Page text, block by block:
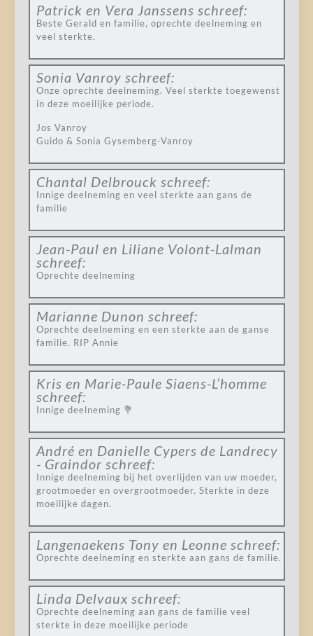
Patrick en Vera Janssens schreef:
Beste Gerald en familie, oprechte deelneming en
veel sterkte.
Sonia Vanroy schreef:
Onze oprechte deelneming. Veel sterkte toegewenst
in deze moeilijke periode.
Jos Vanroy
Guido & Sonia Gysemberg-Vanroy
Chantal Delbrouck schreef:
Innige deelneming en veel sterkte aan gans de
familie
Jean-Paul en Liliane Volont-Lalman
schreef:
Oprechte deelneming
Marianne Dunon schreef:
Oprechte deelneming en een sterkte aan de ganse
familie. RIP Annie
Kris en Marie-Paule Siaens-L’homme
schreef:
Innige deelneming 💐
André en Danielle Cypers de Landrecy
- Graindor schreef:
Innige deelneming bij het overlijden van uw moeder,
grootmoeder en overgrootmoeder. Sterkte in deze
moeilijke dagen.
Langenaekens Tony en Leonne schreef:
Oprechte deelneming en sterkte aan gans de familie.
Linda Delvaux schreef:
Oprechte deelneming aan gans de familie veel
sterkte in deze moeilijke periode